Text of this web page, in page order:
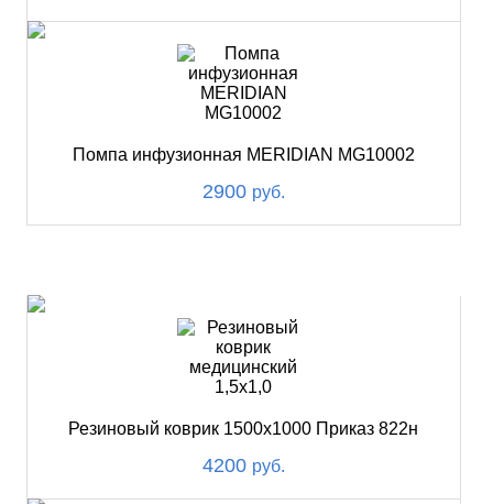
Помпа инфузионная MERIDIAN MG10002
2900 руб.
Резиновый коврик 1500х1000 Приказ 822н
4200 руб.